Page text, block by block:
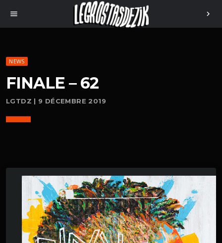
menu chevron_right
NEWS
FINALE – 62
LGTDZ | 9 DÉCEMBRE 2019